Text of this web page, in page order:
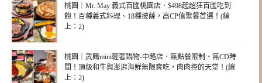
桃園｜Mr. May 義式百匯桃園店．$498起超狂百匯吃到
飽！百種義式料理、18種披薩，高CP值聚餐首選！(線
上：2)
桃園｜武鶴mini輕奢鍋物-中路店．無點餐限制、無CD時
間！頂級和牛與澎湃海鮮無限爽吃，肉肉控的天堂！(線
上：2)